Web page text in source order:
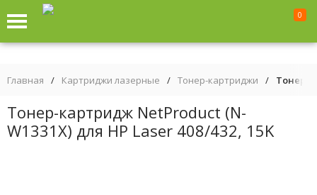
0
Главная / Картриджи лазерные / Тонер-картриджи / Тонер-
Тонер-картридж NetProduct (N-
W1331X) для HP Laser 408/432, 15K